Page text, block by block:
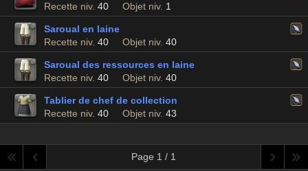
Recette niv. 40 Objet niv. 1
Saroual en laine
Recette niv. 40 Objet niv. 40
Saroual des ressources en laine
Recette niv. 40 Objet niv. 40
Tablier de chef de collection
Recette niv. 40 Objet niv. 43
Page 1 / 1